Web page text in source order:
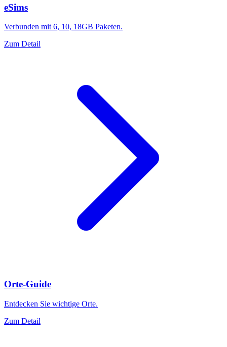
eSims
Verbunden mit 6, 10, 18GB Paketen.
Zum Detail
Orte-Guide
Entdecken Sie wichtige Orte.
Zum Detail